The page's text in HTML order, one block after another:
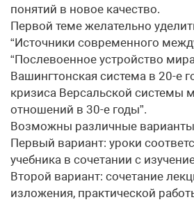
понятий в новое качество.
Первой теме желательно
“Источники современного
“Послевоенное устройство
Вашингтонская система в 20-е
кризиса Версальской системы
отношений в 30-е годы”.
Возможны различные
Первый вариант: уроки
учебника в сочетании с
Второй вариант: сочетание
изложения, практической